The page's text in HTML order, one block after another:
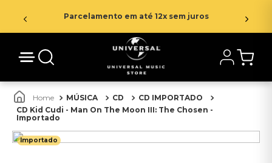
Parcelamento em até 12x sem juros
MÚSICA CD
CD IMPORTADO
CD Kid Cudi - Man On The Moon III: The Chosen -
Importado
Importado